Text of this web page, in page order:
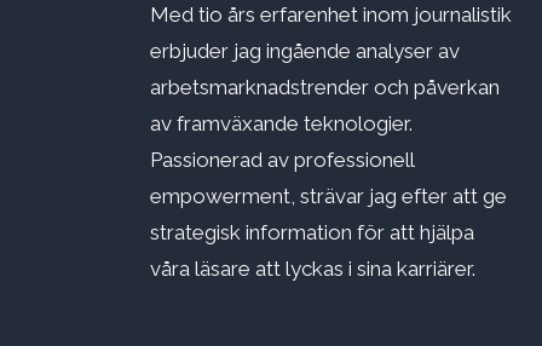
Med tio års erfarenhet inom journalistik
erbjuder jag ingående analyser av
arbetsmarknadstrender och påverkan
av framväxande teknologier.
Passionerad av professionell
empowerment, strävar jag efter att ge
strategisk information för att hjälpa
våra läsare att lyckas i sina karriärer.